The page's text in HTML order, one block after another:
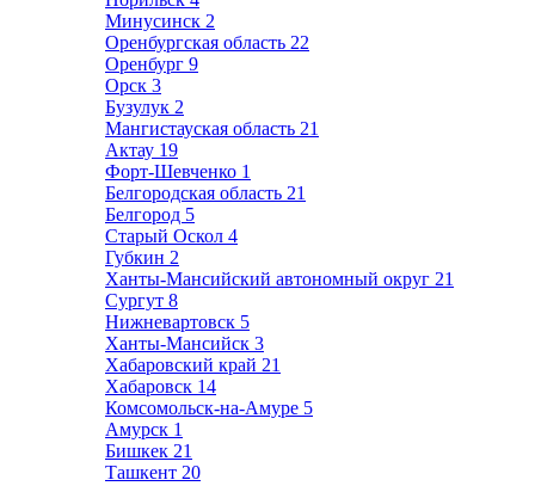
Минусинск 2
Оренбургская область 22
Оренбург 9
Орск 3
Бузулук 2
Мангистауская область 21
Актау 19
Форт-Шевченко 1
Белгородская область 21
Белгород 5
Старый Оскол 4
Губкин 2
Ханты-Мансийский автономный округ 21
Сургут 8
Нижневартовск 5
Ханты-Мансийск 3
Хабаровский край 21
Хабаровск 14
Комсомольск-на-Амуре 5
Амурск 1
Бишкек 21
Ташкент 20